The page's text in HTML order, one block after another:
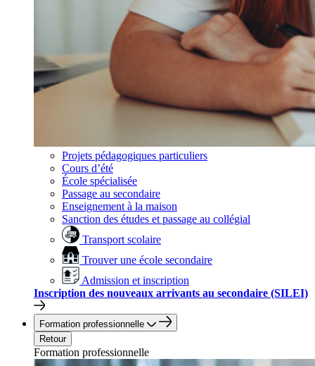
Projets pédagogiques particuliers
Cours d’été
École spécialisée
Passage au secondaire
Enseignement à la maison
Sanction des études et passage au collégial
Transport scolaire
Trouver une école secondaire
Admission et inscription
Inscription des nouveaux arrivants au secondaire (SILEI)
Formation professionnelle
Retour
Formation professionnelle